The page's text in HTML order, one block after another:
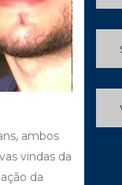
ambos
vindas da
da